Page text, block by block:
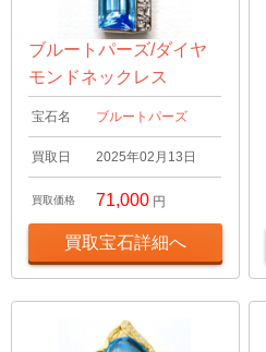
ブルートパーズ/ダイヤ
モンドネックレス
宝石名 ブルートパーズ
買取日 2025年02月13日
買取価格 71,000 円
買取宝石詳細へ